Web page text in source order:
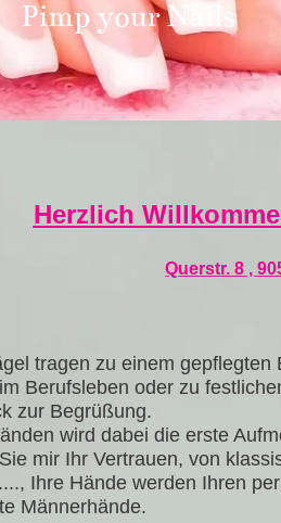
Pimp your Nails
Herzlich
Querstr. 8 ,
tragen zu einem gepflegten
Berufsleben oder zu
zur Begrüßung.
wird dabei die erste
mir Ihr Vertrauen, von
Ihre Hände werden Ihren
Männerhände.